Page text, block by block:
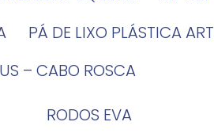
PÁ DE LIXO PLÁSTICA
– CABO ROSCA
RODOS EVA